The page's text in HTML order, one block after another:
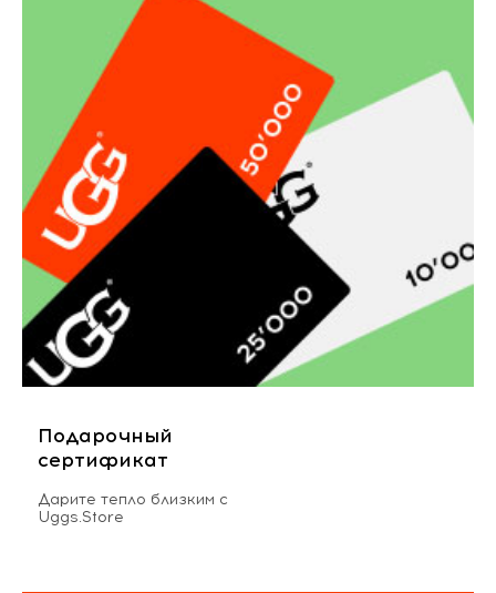
Подарочный
сертификат
Дарите тепло близким с
Uggs.Store